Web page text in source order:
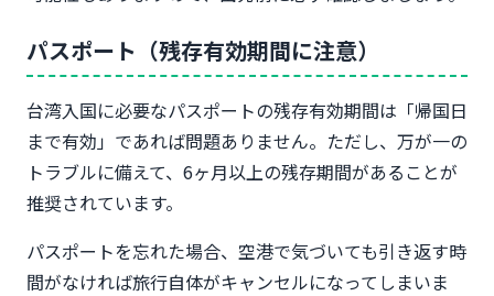
パスポート（残存有効期間に注意）
台湾入国に必要なパスポートの残存有効期間は「帰国日
まで有効」であれば問題ありません。ただし、万が一の
トラブルに備えて、6ヶ月以上の残存期間があることが
推奨されています。
パスポートを忘れた場合、空港で気づいても引き返す時
間がなければ旅行自体がキャンセルになってしまいま